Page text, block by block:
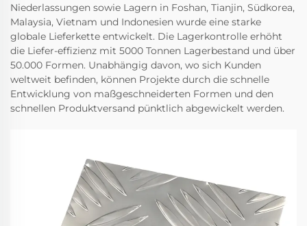
Niederlassungen sowie Lagern in Foshan, Tianjin, Südkorea,
Malaysia, Vietnam und Indonesien wurde eine starke
globale Lieferkette entwickelt. Die Lagerkontrolle erhöht
die Liefer-effizienz mit 5000 Tonnen Lagerbestand und über
50.000 Formen. Unabhängig davon, wo sich Kunden
weltweit befinden, können Projekte durch die schnelle
Entwicklung von maßgeschneiderten Formen und den
schnellen Produktversand pünktlich abgewickelt werden.